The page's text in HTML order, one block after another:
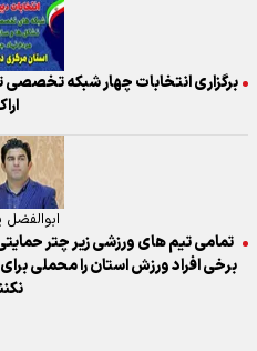
برگزاری انتخابات چهار شبکه
تمامی تیم های ورزشی زیر چتر
برخی افراد ورزش استان را محملی